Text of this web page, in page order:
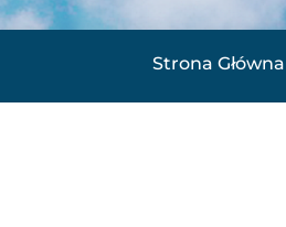
Strona Główna